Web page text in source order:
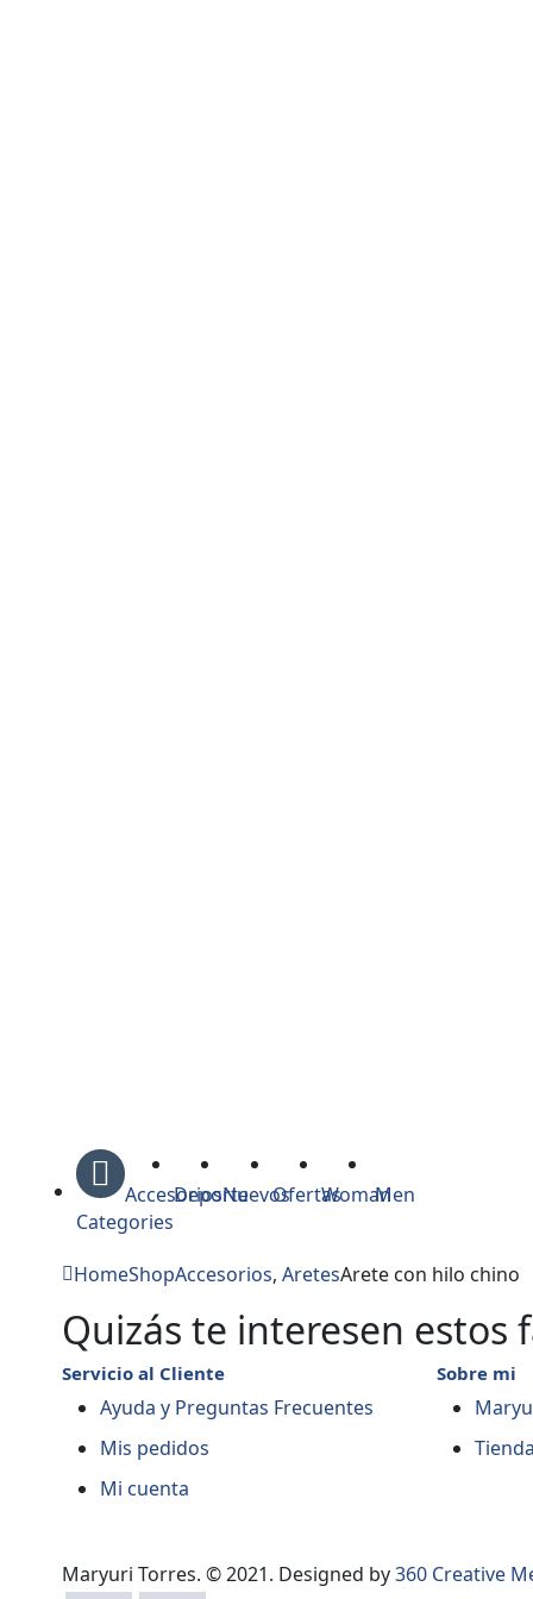
Categories
Accesorios
DeporteNuevosOfertasWomanMen
HomeShopAccesorios, AretesArete con hilo chino
Quizás te interesen estos
Servicio al Cliente
Ayuda y Preguntas Frecuentes
Mis pedidos
Mi cuenta
Sobre mi
Maryuri Torres. © 2021. Designed by360 Creative